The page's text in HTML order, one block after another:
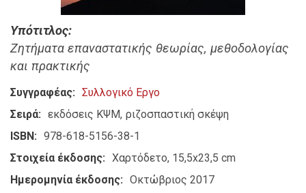
Υπότιτλος
Ζητήματα επαναστατικής θεωρίας, μεθοδολογίας
και πρακτικής
Συγγραφέας
Συλλογικό Εργο
Σειρά
εκδόσεις ΚΨΜ ριζοσπαστική σκέψη
ISBN
978-618-5156-38-1
Στοιχεία έκδοσης
Χαρτόδετο, 15,5x23,5 cm
Ημερομηνία έκδοσης
Οκτώβριος 2017